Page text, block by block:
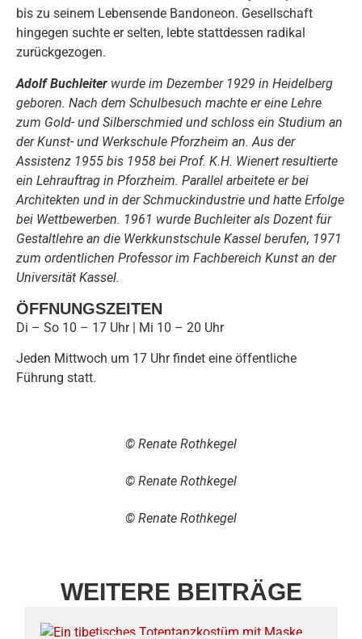
bis zu seinem Lebensende Bandoneon. Gesellschaft
hingegen suchte er selten, lebte stattdessen radikal
zurückgezogen.
Adolf Buchleiter wurde im Dezember 1929 in Heidelberg
geboren. Nach dem Schulbesuch machte er eine Lehre
zum Gold- und Silberschmied und schloss ein Studium an
der Kunst- und Werkschule Pforzheim an. Aus der
Assistenz 1955 bis 1958 bei Prof. K.H. Wienert resultierte
ein Lehrauftrag in Pforzheim. Parallel arbeitete er bei
Architekten und in der Schmuckindustrie und hatte Erfolge
bei Wettbewerben. 1961 wurde Buchleiter als Dozent für
Gestaltlehre an die Werkkunstschule Kassel berufen, 1971
zum ordentlichen Professor im Fachbereich Kunst an der
Universität Kassel.
ÖFFNUNGSZEITEN
Di – So 10 – 17 Uhr | Mi 10 – 20 Uhr
Jeden Mittwoch um 17 Uhr findet eine öffentliche
Führung statt.
© Renate Rothkegel
© Renate Rothkegel
© Renate Rothkegel
WEITERE BEITRÄGE